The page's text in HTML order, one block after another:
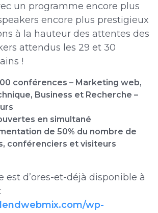
un programme encore plus
encore plus prestigieux
à la hauteur des attentes des
attendus les 29 et 30
!
conférences – Marketing web,
Business et Recherche –
en simultané
de 50% du nombre de
conférenciers et visiteurs
est d’ores-et-déjà disponible à
wp-